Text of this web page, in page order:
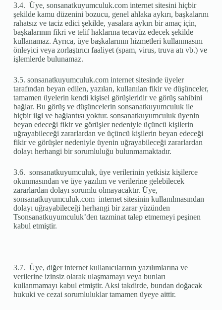
3.4. Üye, sonsanatkuyumculuk.com internet sitesini hiçbir
şekilde kamu düzenini bozucu, genel ahlaka aykırı, başkalarını
rahatsız ve taciz edici şekilde, yasalara aykırı bir amaç için,
başkalarının fikri ve telif haklarına tecavüz edecek şekilde
kullanamaz. Ayrıca, üye başkalarının hizmetleri kullanmasını
önleyici veya zorlaştırıcı faaliyet (spam, virus, truva atı vb.) ve
işlemlerde bulunamaz.
3.5. sonsanatkuyumculuk.com internet sitesinde üyeler
tarafından beyan edilen, yazılan, kullanılan fikir ve düşünceler,
tamamen üyelerin kendi kişisel görüşleridir ve görüş sahibini
bağlar. Bu görüş ve düşüncelerin sonsanatkuyumculuk ile
hiçbir ilgi ve bağlantısı yoktur. sonsanatkuyumculuk üyenin
beyan edeceği fikir ve görüşler nedeniyle üçüncü kişilerin
uğrayabileceği zararlardan ve üçüncü kişilerin beyan edeceği
fikir ve görüşler nedeniyle üyenin uğrayabileceği zararlardan
dolayı herhangi bir sorumluluğu bulunmamaktadır.
3.6. sonsanatkuyumculuk, üye verilerinin yetkisiz kişilerce
okunmasından ve üye yazılım ve verilerine gelebilecek
zararlardan dolayı sorumlu olmayacaktır. Üye,
sonsanatkuyumculuk.com internet sitesinin kullanılmasından
dolayı uğrayabileceği herhangi bir zarar yüzünden
Tsonsanatkuyumculuk’den tazminat talep etmemeyi peşinen
kabul etmiştir.
3.7. Üye, diğer internet kullanıcılarının yazılımlarına ve
verilerine izinsiz olarak ulaşmamayı veya bunları
kullanmamayı kabul etmiştir. Aksi takdirde, bundan doğacak
hukuki ve cezai sorumluluklar tamamen üyeye aittir.